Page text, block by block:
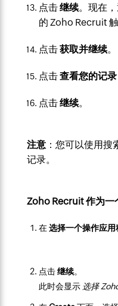
点击继续。现在
的 Zoho Recruit 触
点击获取并继续。
点击查看您的记录
点击继续。
注意：您可以使用搜
记录。
Zoho Recruit 作为一
在选择一个操作应用
点击继续。
此时会显示 选择